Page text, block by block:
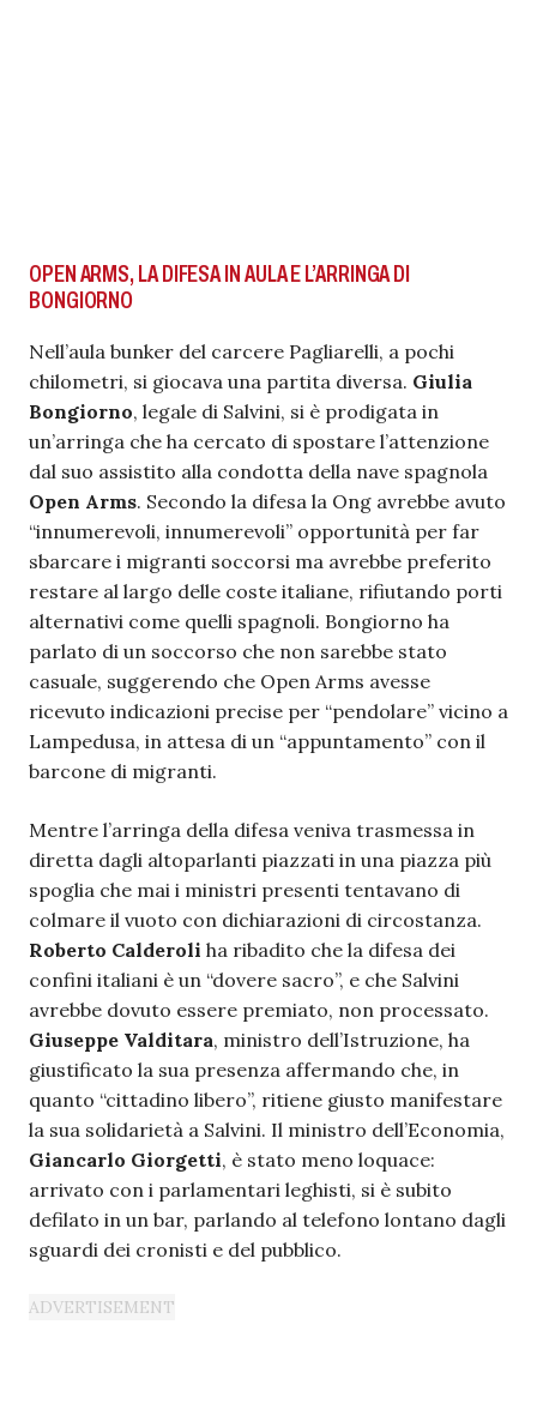
OPEN ARMS, LA DIFESA IN AULA E L’ARRINGA DI
BONGIORNO
Nell’aula bunker del carcere Pagliarelli, a pochi
chilometri, si giocava una partita diversa. Giulia
Bongiorno, legale di Salvini, si è prodigata in
un’arringa che ha cercato di spostare l’attenzione
dal suo assistito alla condotta della nave spagnola
Open Arms. Secondo la difesa la Ong avrebbe avuto
“innumerevoli, innumerevoli” opportunità per far
sbarcare i migranti soccorsi ma avrebbe preferito
restare al largo delle coste italiane, rifiutando porti
alternativi come quelli spagnoli. Bongiorno ha
parlato di un soccorso che non sarebbe stato
casuale, suggerendo che Open Arms avesse
ricevuto indicazioni precise per “pendolare” vicino a
Lampedusa, in attesa di un “appuntamento” con il
barcone di migranti.
Mentre l’arringa della difesa veniva trasmessa in
diretta dagli altoparlanti piazzati in una piazza più
spoglia che mai i ministri presenti tentavano di
colmare il vuoto con dichiarazioni di circostanza.
Roberto Calderoli ha ribadito che la difesa dei
confini italiani è un “dovere sacro”, e che Salvini
avrebbe dovuto essere premiato, non processato.
Giuseppe Valditara, ministro dell’Istruzione, ha
giustificato la sua presenza affermando che, in
quanto “cittadino libero”, ritiene giusto manifestare
la sua solidarietà a Salvini. Il ministro dell’Economia,
Giancarlo Giorgetti, è stato meno loquace:
arrivato con i parlamentari leghisti, si è subito
defilato in un bar, parlando al telefono lontano dagli
sguardi dei cronisti e del pubblico.